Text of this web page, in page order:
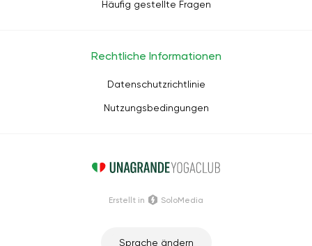
Häufig gestellte Fragen
Rechtliche Informationen
Datenschutzrichtlinie
Nutzungsbedingungen
Sprache ändern
Erstellt in SoloMedia